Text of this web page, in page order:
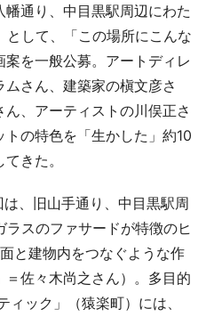
通り、中目黒駅周辺にわた
として、「この場所にこんな
を一般公募。アートディレ
さん、建築家の槇文彦さ
、アーティストの川俣正さ
の特色を「生かした」約10
きた。
、旧山手通り、中目黒駅周
スのファサードが特徴のヒ
と建物内をつなぐような作
佐々木尚之さん）。多目的
ック」（猿楽町）には、